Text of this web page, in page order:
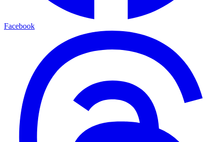
Facebook